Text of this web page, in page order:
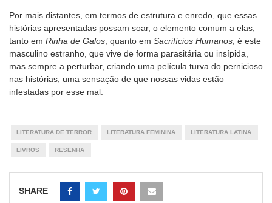
Por mais distantes, em termos de estrutura e enredo, que essas
histórias apresentadas possam soar, o elemento comum a elas,
tanto em Rinha de Galos, quanto em Sacrifícios Humanos, é este
masculino estranho, que vive de forma parasitária ou insípida,
mas sempre a perturbar, criando uma película turva do pernicioso
nas histórias, uma sensação de que nossas vidas estão
infestadas por esse mal.
LITERATURA DE TERROR LITERATURA FEMININA LITERATURA LATINA
LIVROS RESENHA
SHARE